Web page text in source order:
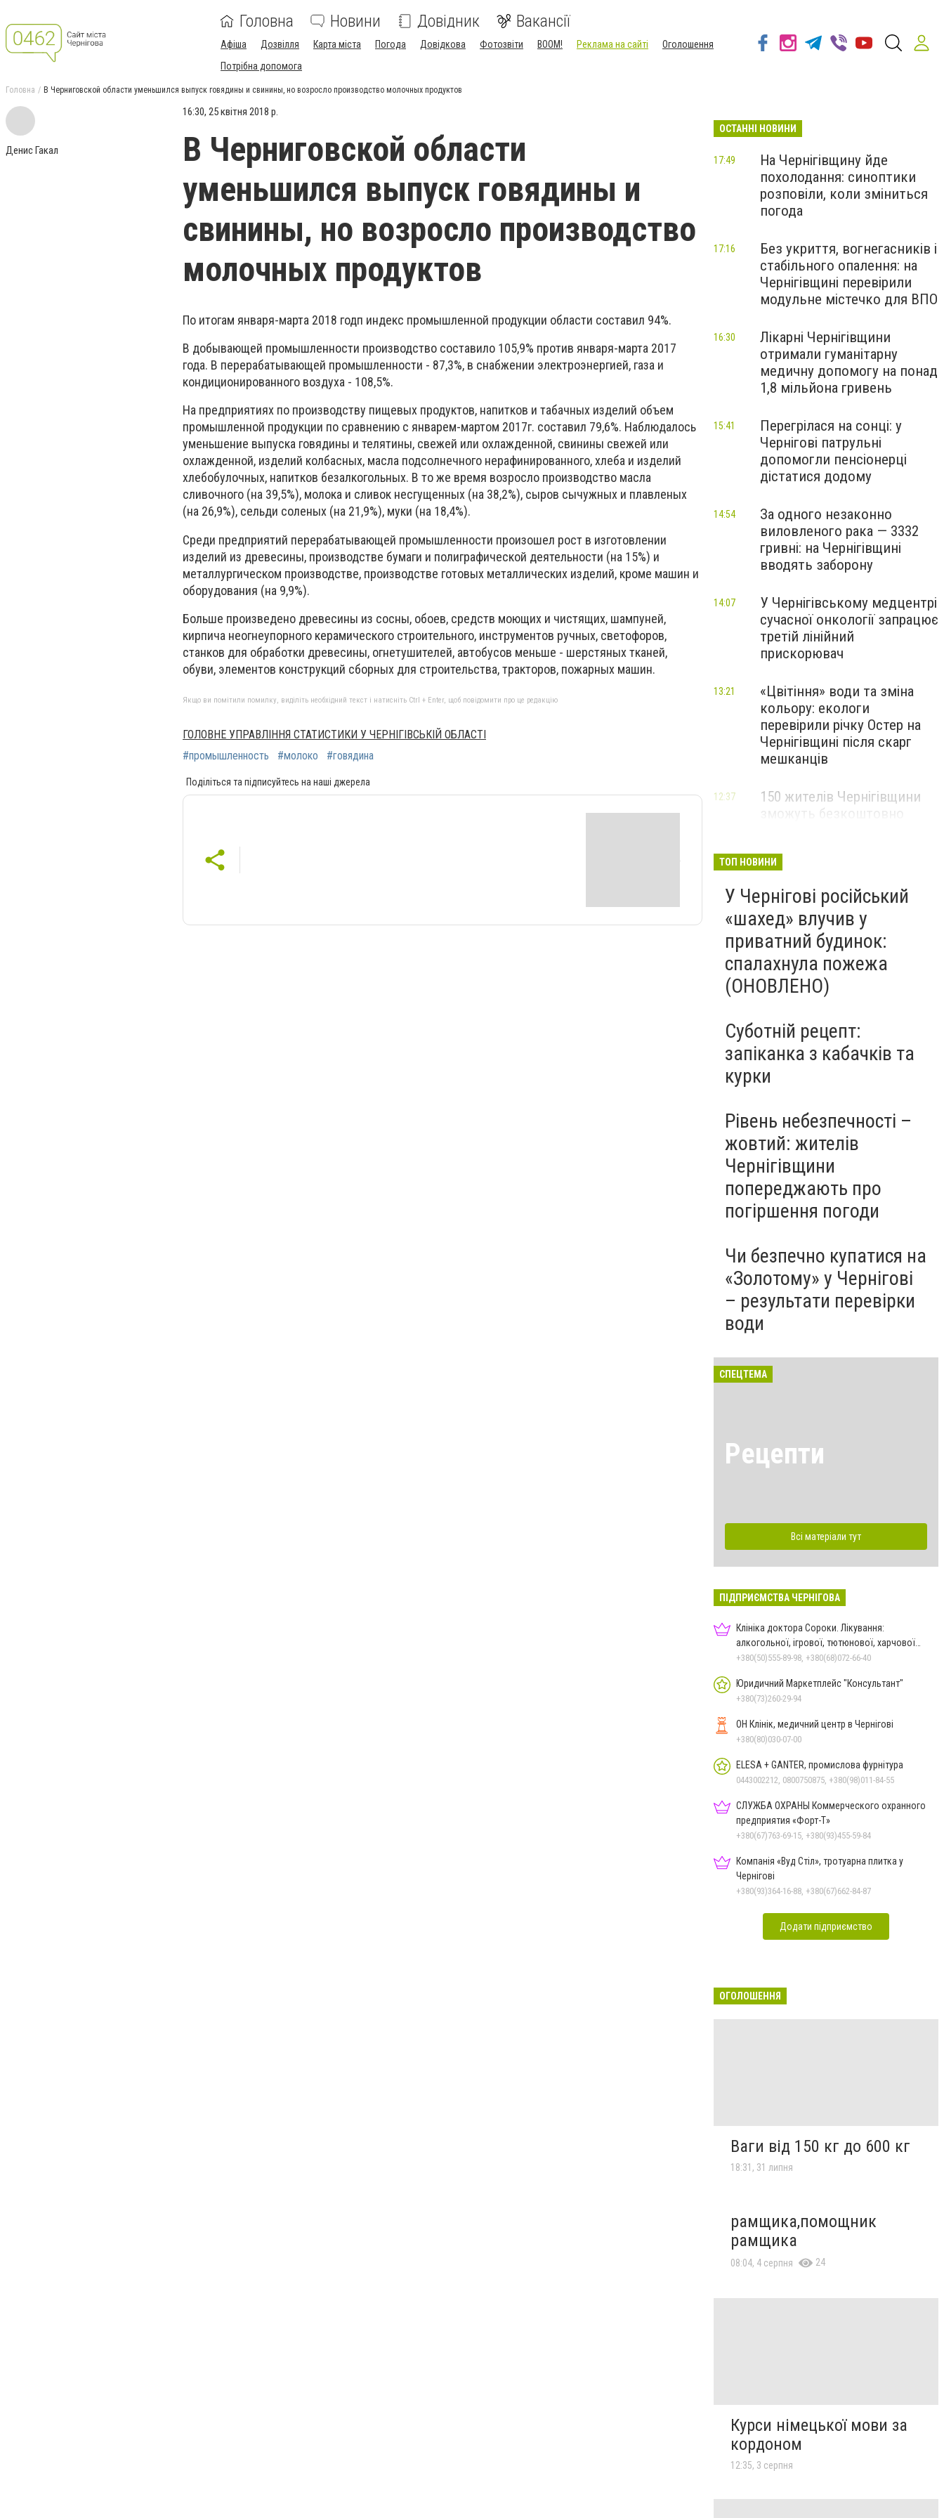
Головна Новини Довідник Вакансії
Афіша Дозвілля Карта міста Погода Довідкова Фотозвіти BOOM! Реклама на сайті
Оголошення
Потрібна допомога
Головна В Черниговской области уменьшился выпуск говядины и свинины, но возросло производство молочных продуктов
Денис Гакал
16:30, 25 квітня 2018 р.
В Черниговской области
уменьшился выпуск говядины и
свинины, но возросло производство
молочных продуктов
По итогам января-марта 2018 годп индекс промышленной продукции области составил 94%.
В добывающей промышленности производство составило 105,9% против января-марта 2017
года. В перерабатывающей промышленности - 87,3%, в снабжении электроэнергией, газа и
кондиционированного воздуха - 108,5%.
На предприятиях по производству пищевых продуктов, напитков и табачных изделий объем
промышленной продукции по сравнению с январем-мартом 2017г. составил 79,6%. Наблюдалось
уменьшение выпуска говядины и телятины, свежей или охлажденной, свинины свежей или
охлажденной, изделий колбасных, масла подсолнечного нерафинированного, хлеба и изделий
хлебобулочных, напитков безалкогольных. В то же время возросло производство масла
сливочного (на 39,5%), молока и сливок несгущенных (на 38,2%), сыров сычужных и плавленых
(на 26,9%), сельди соленых (на 21,9%), муки (на 18,4%).
Среди предприятий перерабатывающей промышленности произошел рост в изготовлении
изделий из древесины, производстве бумаги и полиграфической деятельности (на 15%) и
металлургическом производстве, производстве готовых металлических изделий, кроме машин и
оборудования (на 9,9%).
Больше произведено древесины из сосны, обоев, средств моющих и чистящих, шампуней,
кирпича неогнеупорного керамического строительного, инструментов ручных, светофоров,
станков для обработки древесины, огнетушителей, автобусов меньше - шерстяных тканей,
обуви, элементов конструкций сборных для строительства, тракторов, пожарных машин.
Якщо ви помітили помилку, виділіть необхідний текст і натисніть Ctrl + Enter, щоб повідомити про це редакцію
ГОЛОВНЕ УПРАВЛІННЯ СТАТИСТИКИ У ЧЕРНІГІВСЬКІЙ ОБЛАСТІ
#промышленность
#молоко #говядина
Поділіться та підписуйтесь на наші джерела
ОСТАННІ НОВИНИ
На Чернігівщину йде
похолодання: синоптики
розповіли, коли зміниться
погода
17:49
Без укриття, вогнегасників і
стабільного опалення: на
Чернігівщині перевірили
модульне містечко для ВПО
17:16
Лікарні Чернігівщини
отримали гуманітарну
медичну допомогу на понад
1,8 мільйона гривень
16:30
Перегрілася на сонці: у
Чернігові патрульні
допомогли пенсіонерці
дістатися додому
15:41
За одного незаконно
виловленого рака — 3332
гривні: на Чернігівщині
вводять заборону
14:54
У Чернігівському медцентрі
сучасної онкології запрацює
третій лінійний
прискорювач
14:07
«Цвітіння» води та зміна
кольору: екологи
перевірили річку Остер на
Чернігівщині після скарг
мешканців
13:21
150 жителів Чернігівщини
зможуть безкоштовно
12:37
ТОП НОВИНИ
У Чернігові російський
«шахед» влучив у
приватний будинок:
спалахнула пожежа
(ОНОВЛЕНО)
Суботній рецепт:
запіканка з кабачків та
курки
Рівень небезпечності –
жовтий: жителів
Чернігівщини
попереджають про
погіршення погоди
Чи безпечно купатися на
«Золотому» у Чернігові
– результати перевірки
води
СПЕЦТЕМА
Рецепти
Всі матеріали тут
ПІДПРИЄМСТВА ЧЕРНІГОВА
Клініка доктора Сороки. Лікування:
алкогольної, ігрової, тютюнової, харчової
залежностей, неврозів т
+380(50)555-89-98, +380(68)072-66-40
Юридичний Маркетплейс "Консультант"
+380(73)260-29-94
ОН Клінік, медичний центр в Чернігові
+380(80)030-07-00
ELESA + GANTER, промислова фурнітура
0443002212, 0800750875, +380(98)011-84-55
СЛУЖБА ОХРАНЫ Коммерческого охранного
предприятия «Форт-Т»
+380(67)763-69-15, +380(93)455-59-84
Компанія «Вуд Стіл», тротуарна плитка у
Чернігові
+380(93)364-16-88, +380(67)662-84-87
Додати підприємство
ОГОЛОШЕННЯ
Ваги від 150 кг до 600 кг
18:31, 31 липня
рамщика,помощник
рамщика
08:04, 4 серпня 24
Курси німецької мови за
кордоном
12:35, 3 серпня